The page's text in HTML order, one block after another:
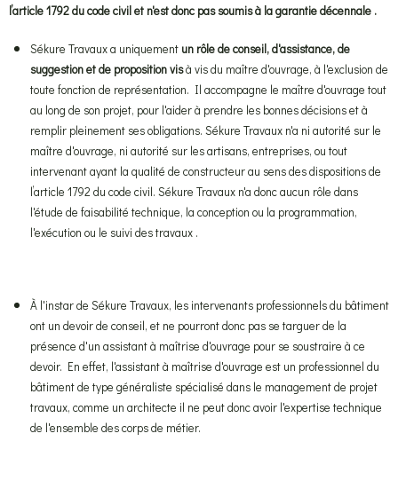
l’article 1792 du code civil et n'est donc pas soumis à la garantie décennale .
Sékure Travaux a uniquement un rôle de conseil, d'assistance, de
suggestion et de proposition visà vis du maître d'ouvrage, à l'exclusion de
toute fonction de représentation. Il accompagne le maître d'ouvrage tout
au long de son projet, pour l'aider à prendre les bonnes décisions et à
remplir pleinement ses obligations. Sékure Travaux n'a ni autorité sur le
maître d'ouvrage, ni autorité sur les artisans, entreprises, ou tout
intervenant ayant la qualité de constructeur au sens des dispositions de
l’article 1792 du code civil. Sékure Travaux n'a donc aucun rôle dans
l'étude de faisabilité technique, la conception ou la programmation,
l'exécution ou le suivi des travaux .
À l'instar de Sékure Travaux, les intervenants professionnels du bâtiment
ont un devoir de conseil, et ne pourront donc pas se targuer de la
présence d'un assistant à maîtrise d'ouvrage pour se soustraire à ce
devoir. En effet, l'assistant à maîtrise d'ouvrage est un professionnel du
bâtiment de type généraliste spécialisé dans le management de projet
travaux, comme un architecte il ne peut donc avoir l'expertise technique
de l'ensemble des corps de métier.